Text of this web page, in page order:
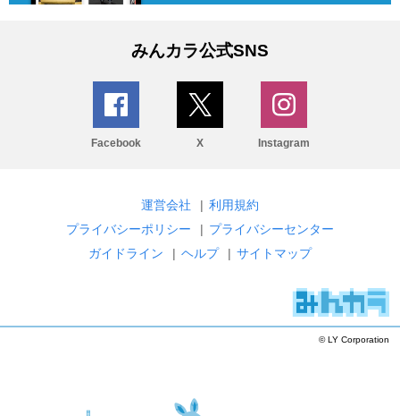
みんカラ公式SNS
Facebook X Instagram
運営会社 | 利用規約
プライバシーポリシー
| プライバシーセンター
ガイドライン
| ヘルプ | サイトマップ
© LY Corporation